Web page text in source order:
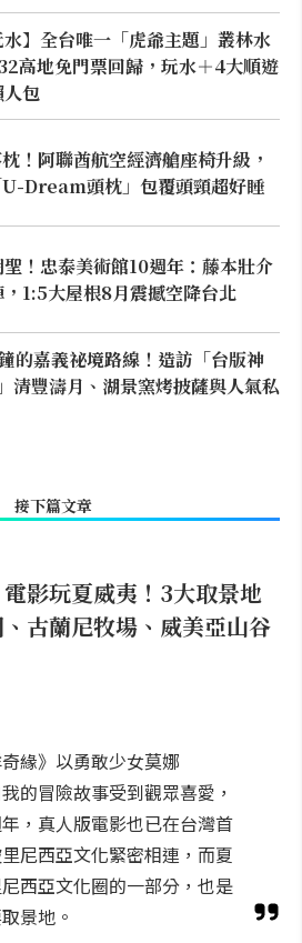
水】全台唯一「虎爺主題」叢林水
高地免門票回歸，玩水＋4大順遊
包
！阿聯酋航空經濟艙座椅升級，
Dream頭枕」包覆頭頸超好睡
！忠泰美術館10週年：藤本壯介
1:5大屋根8月震撼空降台北
的嘉義祕境路線！造訪「台版神
清豐濤月、湖景窯烤披薩與人氣私
接下篇文章
影玩夏威夷！3大取景地
古蘭尼牧場、威美亞山谷
緣》以勇敢少女莫娜
的冒險故事受到觀眾喜愛，
，真人版電影也已在台灣首
尼西亞文化緊密相連，而夏
西亞文化圈的一部分，也是
景地。